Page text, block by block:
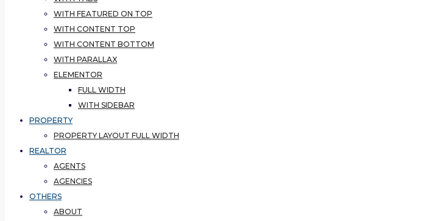
WITH FEATURED ON TOP
WITH CONTENT TOP
WITH CONTENT BOTTOM
WITH PARALLAX
ELEMENTOR
FULL WIDTH
WITH SIDEBAR
PROPERTY
PROPERTY LAYOUT FULL WIDTH
REALTOR
AGENTS
AGENCIES
OTHERS
ABOUT